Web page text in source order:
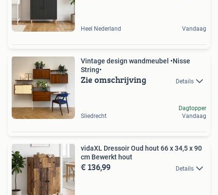
Heel Nederland Vandaag
Vintage design wandmeubel •Nisse
String•
Zie omschrijving Details
Sliedrecht
Dagtopper
Vandaag
vidaXL Dressoir Oud hout 66 x 34,5 x 90
cm Bewerkt hout
€ 136,99 Details